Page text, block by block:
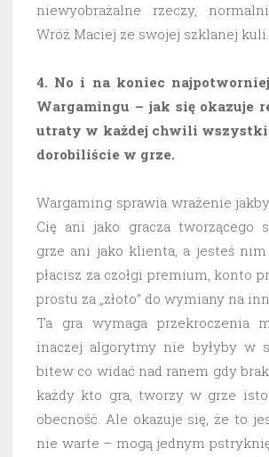
niewyobrażalne rzeczy,
Wróż Maciej ze swojej szklanej kuli.
4. No i na koniec
Wargamingu – jak się okazuje
utraty w każdej chwili
dorobiliście w grze.
Wargaming sprawia wrażenie
Cię ani jako gracza tworzącego
grze ani jako klienta, a jesteś
płacisz za czołgi premium, konto
prostu za „złoto” do wymiany na
Ta gra wymaga przekroczenia
inaczej algorytmy nie byłyby w
bitew co widać nad ranem gdy
każdy kto gra, tworzy w grze
obecność. Ale okazuje się, że to
nie warte – mogą jednym